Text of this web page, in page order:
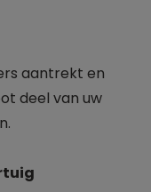
aantrekt en
deel van uw